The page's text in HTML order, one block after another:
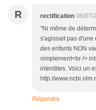
R rectification 06/07/
"Ni même de
s'agissait pas d'une
des enfants NON
simplement<br />
interdites. Voici un
http://
Répondre